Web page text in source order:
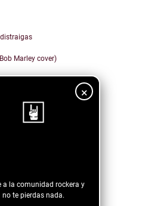
×
a la comunidad rockera y
no te pierdas nada.
Marley cover)
- Merciless Dragon
floor
Everything
to Day
vampire
existir
the Ending